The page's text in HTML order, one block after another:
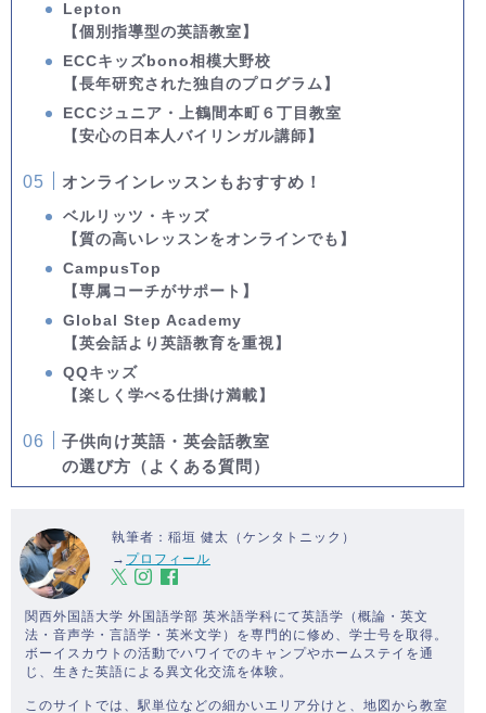
Lepton
【個別指導型の英語教室】
ECCキッズbono相模大野校
【長年研究された独自のプログラム】
ECCジュニア・上鶴間本町６丁目教室
【安心の日本人バイリンガル講師】
オンラインレッスンもおすすめ！
ベルリッツ・キッズ
【質の高いレッスンをオンラインでも】
CampusTop
【専属コーチがサポート】
Global Step Academy
【英会話より英語教育を重視】
QQキッズ
【楽しく学べる仕掛け満載】
子供向け英語・英会話教室
の選び方（よくある質問）
執筆者：稲垣 健太（ケンタトニック）
→ プロフィール
関西外国語大学 外国語学部 英米語学科にて英語学（概論・英文
法・音声学・言語学・英米文学）を専門的に修め、学士号を取得。
ボーイスカウトの活動でハワイでのキャンプやホームステイを通
じ、生きた英語による異文化交流を体験。
このサイトでは、駅単位などの細かいエリア分けと、地図から教室